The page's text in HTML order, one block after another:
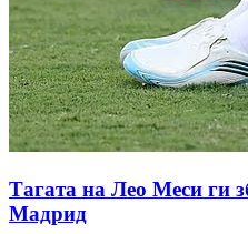
Тагата на Лео Меси ги
Мадрид